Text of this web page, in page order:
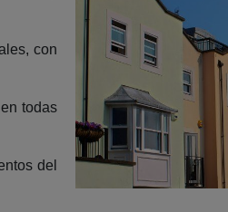
con
todas
del